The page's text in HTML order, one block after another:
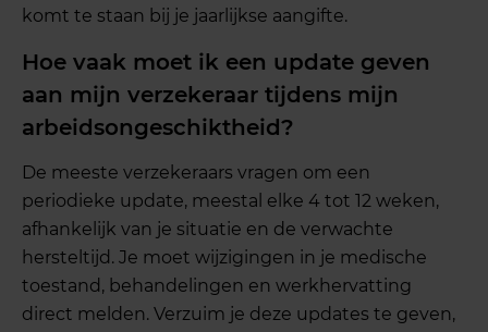
komt te staan bij je jaarlijkse aangifte.
Hoe vaak moet ik een update geven
aan mijn verzekeraar tijdens mijn
arbeidsongeschiktheid?
De meeste verzekeraars vragen om een
periodieke update, meestal elke 4 tot 12 weken,
afhankelijk van je situatie en de verwachte
hersteltijd. Je moet wijzigingen in je medische
toestand, behandelingen en werkhervatting
direct melden. Verzuim je deze updates te geven,